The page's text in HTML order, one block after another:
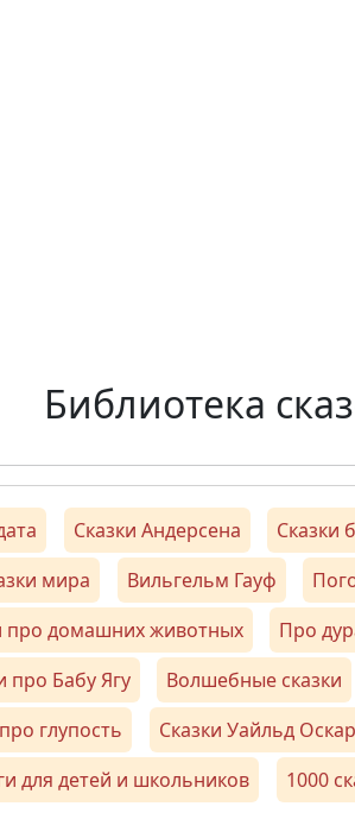
Библиотека
Сказки Андерсена Сказки
мира Вильгельм Гауф
про домашних животных Про
про Бабу Ягу Волшебные сказки
глупость Сказки Уайльд Оскар
для детей и школьников
1000